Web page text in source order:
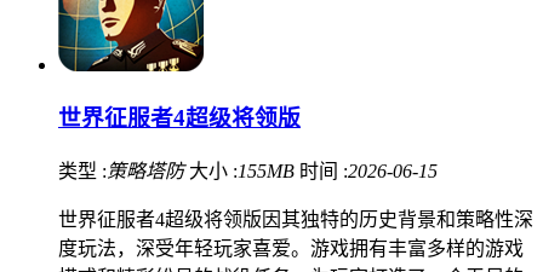
世界征服者4超级将领版
类型 : 策略塔防 大小 :155MB 时间 :2026-06-15
世界征服者4超级将领版因其独特的历史背景和策略性深
度玩法，深受年轻玩家喜爱。游戏拥有丰富多样的游戏